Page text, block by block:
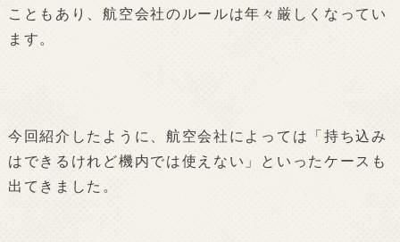
こともあり、航空会社のルールは年々厳しくなってい
ます。
今回紹介したように、航空会社によっては「持ち込み
はできるけれど機内では使えない」といったケースも
出てきました。